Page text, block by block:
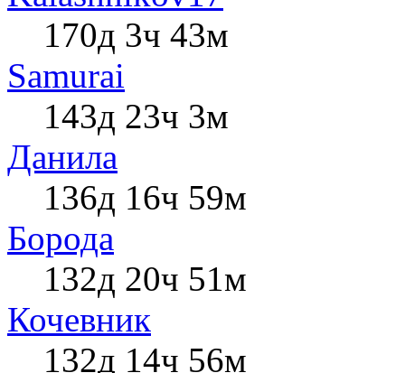
170д 3ч 43м
Samurai
143д 23ч 3м
Данила
136д 16ч 59м
Борода
132д 20ч 51м
Кочевник
132д 14ч 56м